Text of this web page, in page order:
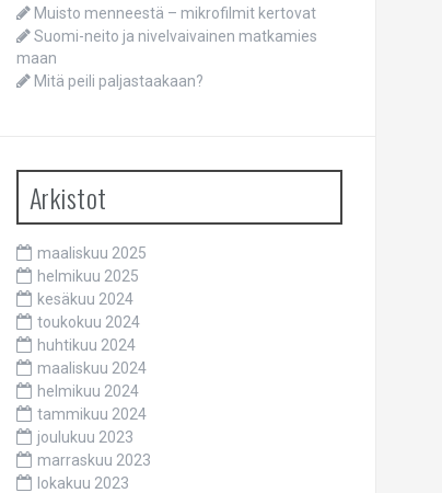
Muisto menneestä – mikrofilmit kertovat
Suomi-neito ja nivelvaivainen matkamies
maan
Mitä peili paljastaakaan?
Arkistot
maaliskuu 2025
helmikuu 2025
kesäkuu 2024
toukokuu 2024
huhtikuu 2024
maaliskuu 2024
helmikuu 2024
tammikuu 2024
joulukuu 2023
marraskuu 2023
lokakuu 2023